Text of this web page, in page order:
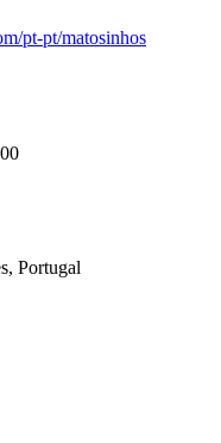
pt-pt/matosinhos
Portugal